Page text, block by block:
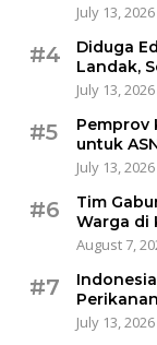
July 13, 2026
#4
Diduga
Landak,
July 13, 2026
#5
Pemprov
untuk
July 13, 2026
#6
Tim
Warga di
August 7,
#7
July 13, 2026